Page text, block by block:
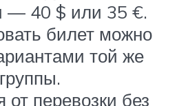
— 40 $ или 35 €.
билет можно
той же
от перевозки без